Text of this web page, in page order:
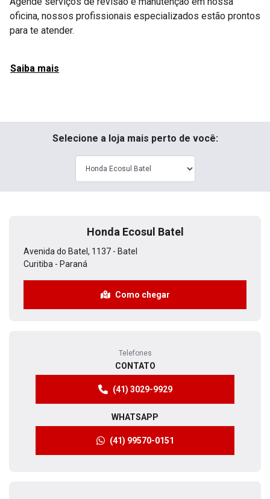
oficina, nossos profissionais especializados estão prontos
para te atender.
Saiba mais
Selecione a loja mais perto de você:
Honda Ecosul Batel
Avenida do Batel, 1137 - Batel
Curitiba - Paraná
Como chegar
Telefones
CONTATO
(41) 3029-9929
WHATSAPP
(41) 99570-0151